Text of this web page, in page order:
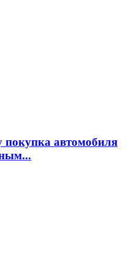
покупка автомобиля